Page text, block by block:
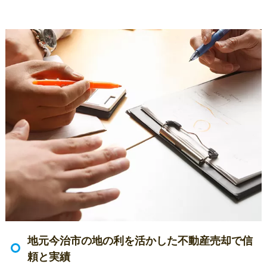
地元今治市の地の利を活かした不動産売却で信
頼と実績